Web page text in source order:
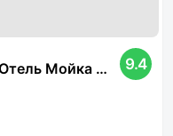
Мойка 22) 9.4